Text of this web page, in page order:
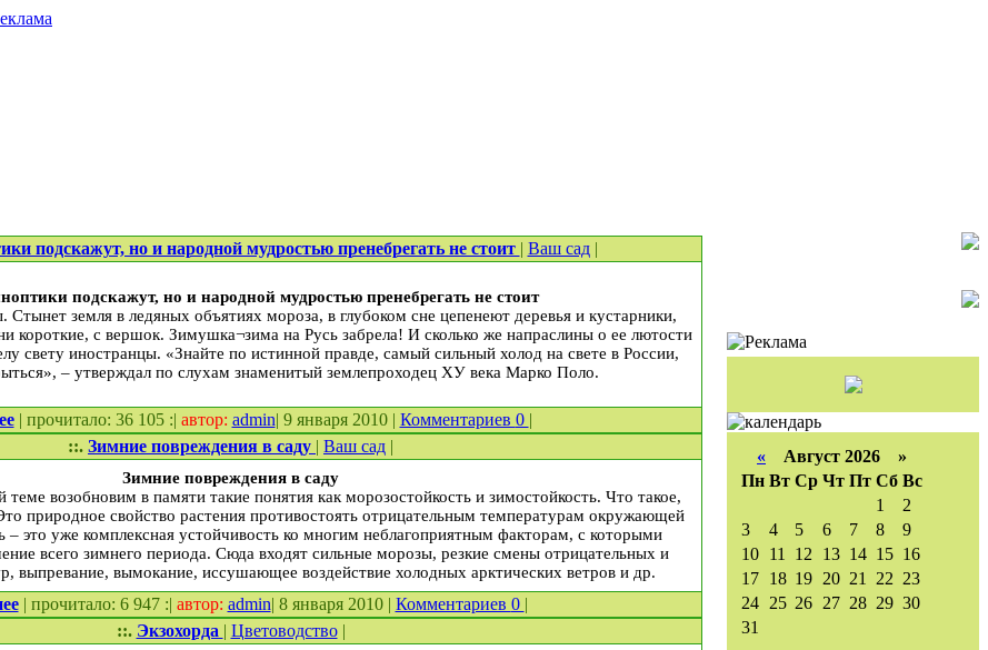
подскажут, но и народной мудростью пренебрегать не стоит | Ваш сад|
подскажут, но и народной мудростью пренебрегать не стоит
Стынет земля в ледяных объятиях мороза, в глубоком сне цепенеют деревья и кустарники,
короткие, с вершок. Зимушка¬зима на Русь забрела! И сколько же напраслины о ее лютости
свету иностранцы. «Знайте по истинной правде, самый сильный холод на свете в России,
– утверждал по слухам знаменитый землепроходец ХУ века Марко Поло.
| прочитало: 36 105 :| автор: admin| 9 января 2010 | Комментариев 0 |
::. Зимние повреждения в саду | Ваш сад |
Зимние повреждения в саду
возобновим в памяти такие понятия как морозостойкость и зимостойкость. Что такое,
природное свойство растения противостоять отрицательным температурам окружающей
– это уже комплексная устойчивость ко многим неблагоприятным факторам, с которыми
всего зимнего периода. Сюда входят сильные морозы, резкие смены отрицательных и
выпревание, вымокание, иссушающее воздействие холодных арктических ветров и др.
| прочитало: 6 947 :| автор: admin| 8 января 2010 | Комментариев 0 |
::. Экзохорда | Цветоводство|
« Август 2026 »
Пн Вт Ср Чт Пт Сб Вс
1
2
3
4 5 6 7 8
9
10 11 12 13 14 15 16
17 18 19 20 21 22 23
24 25 26 27 28 29 30
31